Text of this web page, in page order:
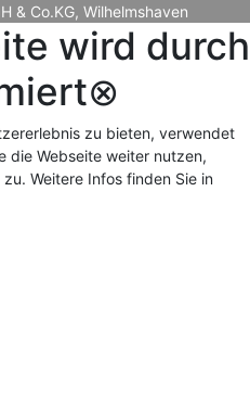
& Co.KG, Wilhelmshaven
wird durch
⊗
zu bieten, verwendet
die Webseite weiter nutzen,
Weitere Infos finden Sie in